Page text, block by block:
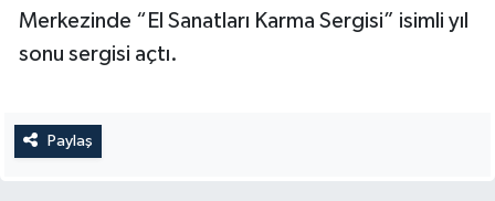
Merkezinde “El Sanatları Karma Sergisi” isimli yıl
sonu sergisi açtı.
Paylaş